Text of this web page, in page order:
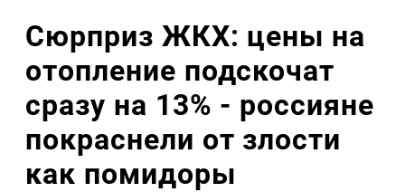
Сюрприз ЖКХ: цены на
отопление подскочат
сразу на 13% - россияне
покраснели от злости
как помидоры